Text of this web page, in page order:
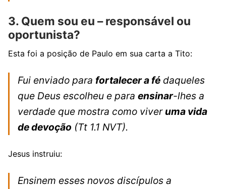
3. Quem sou eu – responsável ou
oportunista?
Esta foi a posição de Paulo em sua carta a Tito:
Fui enviado para fortalecer a fé daqueles
que Deus escolheu e para ensinar-lhes a
verdade que mostra como viveruma vida
de devoção (Tt 1.1 NVT).
Jesus instruiu:
Ensinem esses novos discípulos a